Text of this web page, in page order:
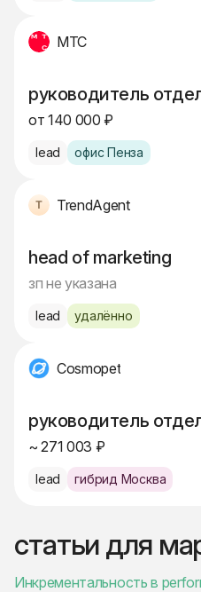
МТС
руководитель
от 140 000 ₽
lead офис Пенза
TrendAgent
head of marketing
зп не указана
lead удалённо
Cosmopet
руководитель
~ 271 003 ₽
lead гибрид Москва
статьи для
Инкрементальность в